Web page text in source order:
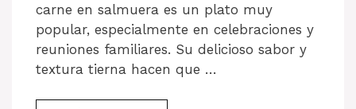
carne en salmuera es un plato muy
popular, especialmente en celebraciones y
reuniones familiares. Su delicioso sabor y
textura tierna hacen que …